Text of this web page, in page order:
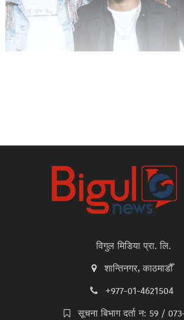
विगुल मिडिया प्रा. लि.
शान्तिनगर, काठमाडौँ
+977-01-4621504
सूचना बिभाग दर्ता न: 59 /